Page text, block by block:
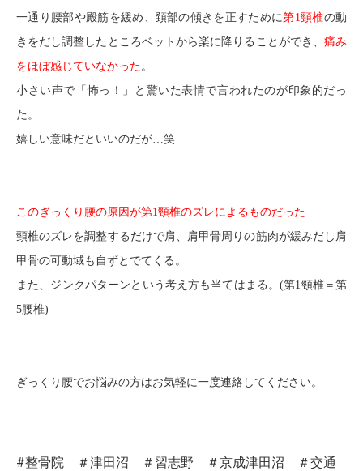
一通り腰部や殿筋を緩め、頚部の傾きを正すために第1頸椎の動
きをだし調整したところベットから楽に降りることができ、 痛み
をほぼ感じていなかった。
小さい声で「怖っ！」と驚いた表情で言われたのが印象的だっ
た。
嬉しい意味だといいのだが…笑
このぎっくり腰の原因が第1頸椎のズレによるものだった
頸椎のズレを調整するだけで肩、肩甲骨周りの筋肉が緩みだし肩
甲骨の可動域も自ずとでてくる。
また、ジンクパターンという考え方も当てはまる。(第1頸椎＝第
5腰椎)
ぎっくり腰でお悩みの方はお気軽に一度連絡してください。
#整骨院 ＃津田沼 ＃習志野 ＃京成津田沼 ＃交通